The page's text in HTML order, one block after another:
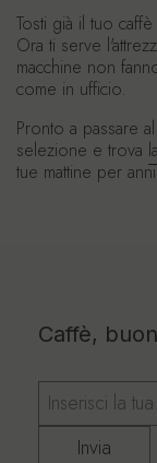
Tosti già il tuo
Ora ti serve
macchine non
come in ufficio.
Pronto a passare
selezione e trova
tue mattine per
Caffè,
Invia